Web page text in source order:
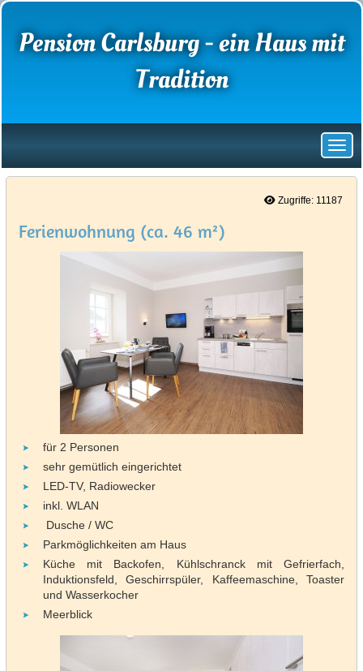
Pension Carlsburg - ein Haus mit
Tradition
Zugriffe: 11187
Ferienwohnung (ca. 46 m²)
für 2 Personen
sehr gemütlich eingerichtet
LED-TV, Radiowecker
inkl. WLAN
Dusche / WC
Parkmöglichkeiten am Haus
Küche mit Backofen, Kühlschranck mit Gefrierfach,
Induktionsfeld, Geschirrspüler, Kaffeemaschine, Toaster
und Wasserkocher
Meerblick